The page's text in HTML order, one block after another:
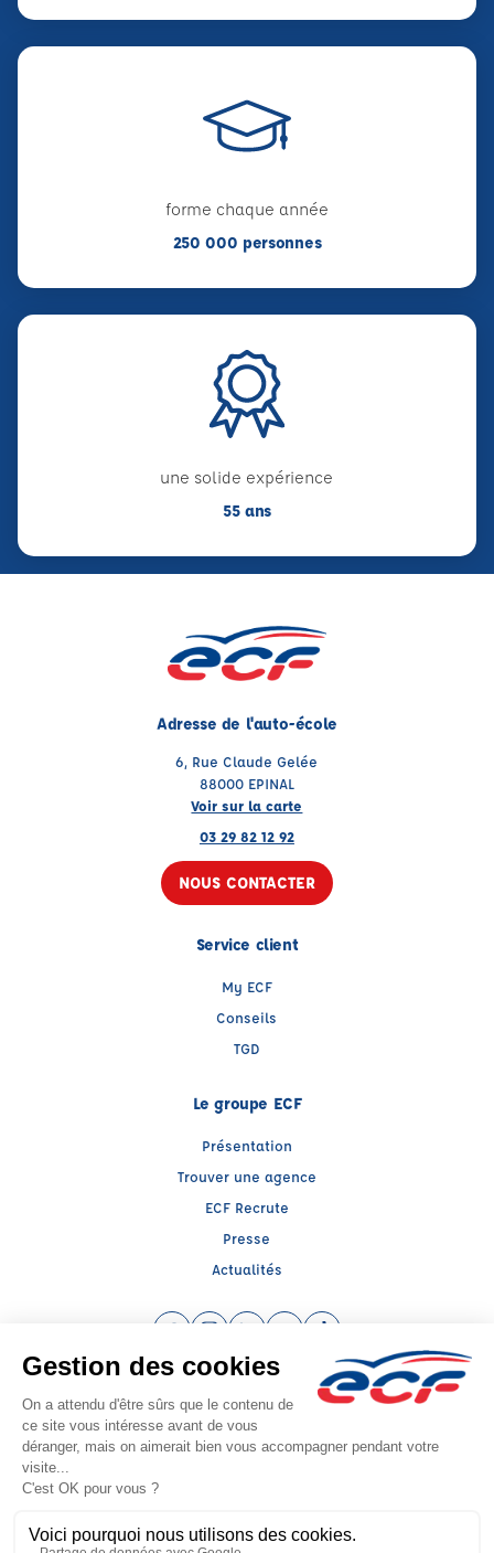
forme chaque année
250 000 personnes
une solide expérience
55 ans
Adresse de l'auto-école
6, Rue Claude Gelée
88000 EPINAL
Voir sur la carte
03 29 82 12 92
NOUS CONTACTER
Service client
My ECF
Conseils
TGD
Le groupe ECF
Présentation
Trouver une agence
ECF Recrute
Presse
Actualités
Instagram (nouvelle fenêtre)
LinkedIn (nouvelle fenêtre)
YouTube (nouvelle fenêtre)
TikTok (nouvelle
Raison sociale : BRECHE - Capital social: 13000€
SIREN: 452236821 - Numéro de TVA intracommunautaire: FR 90 452236821
Agrément n°E0708804140
Siège social : 36 RUE DU DOCTEUR MICHEL GUILLET , VESOUL (70000) -